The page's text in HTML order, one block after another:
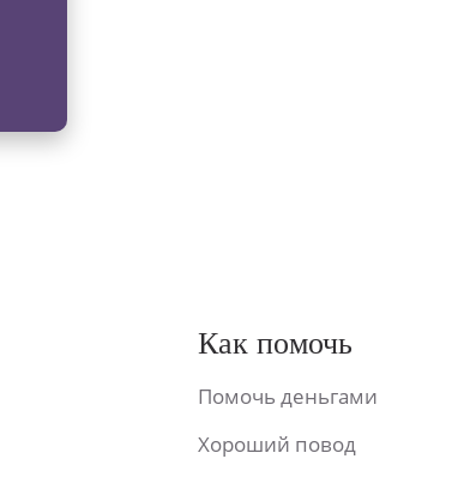
Как помочь
Помочь деньгами
Хороший повод